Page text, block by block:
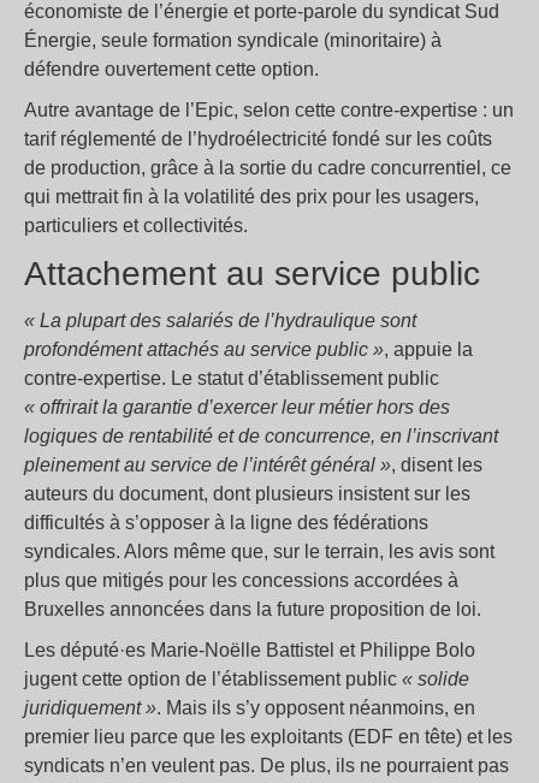
économiste de l’énergie et porte-parole du syndicat Sud
Énergie, seule formation syndicale (minoritaire) à
défendre ouvertement cette option.
Autre avantage de l’Epic, selon cette contre-expertise : un
tarif réglementé de l’hydroélectricité fondé sur les coûts
de production, grâce à la sortie du cadre concurrentiel, ce
qui mettrait fin à la volatilité des prix pour les usagers,
particuliers et collectivités.
Attachement au service public
« La plupart des salariés de l’hydraulique sont
profondément attachés au service public », appuie la
contre-expertise. Le statut d’établissement public
« offrirait la garantie d’exercer leur métier hors des
logiques de rentabilité et de concurrence, en l’inscrivant
pleinement au service de l’intérêt général », disent les
auteurs du document, dont plusieurs insistent sur les
difficultés à s’opposer à la ligne des fédérations
syndicales. Alors même que, sur le terrain, les avis sont
plus que mitigés pour les concessions accordées à
Bruxelles annoncées dans la future proposition de loi.
Les député·es Marie-Noëlle Battistel et Philippe Bolo
jugent cette option de l’établissement public « solide
juridiquement ». Mais ils s’y opposent néanmoins, en
premier lieu parce que les exploitants (EDF en tête) et les
syndicats n’en veulent pas. De plus, ils ne pourraient pas